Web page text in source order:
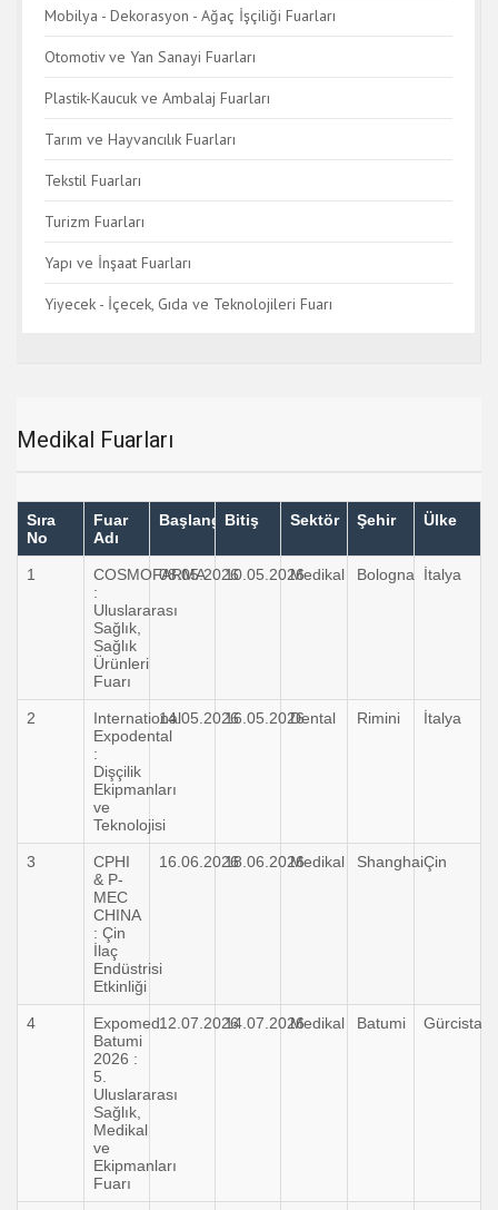
Mobilya - Dekorasyon - Ağaç İşçiliği Fuarları
Otomotiv ve Yan Sanayi Fuarları
Plastik-Kaucuk ve Ambalaj Fuarları
Tarım ve Hayvancılık Fuarları
Tekstil Fuarları
Turizm Fuarları
Yapı ve İnşaat Fuarları
Yiyecek - İçecek, Gıda ve Teknolojileri Fuarı
Medikal Fuarları
Sıra
No
Fuar
Adı
BaşlangıçBitiş Sektör Şehir Ülke
1
COSMOFARMA
:
Uluslararası
Sağlık,
Sağlık
Ürünleri
Fuarı
08.05.202610.05.2026Medikal Bologna İtalya
2
International
Expodental
:
Dişçilik
Ekipmanları
ve
Teknolojisi
14.05.202616.05.2026Dental Rimini İtalya
3
CPHI
& P-
MEC
CHINA
: Çin
İlaç
Endüstrisi
Etkinliği
16.06.202618.06.2026Medikal ShanghaiÇin
4
Expomed
Batumi
2026 :
5.
Uluslararası
Sağlık,
Medikal
ve
Ekipmanları
Fuarı
12.07.202614.07.2026Medikal Batumi Gürcistan